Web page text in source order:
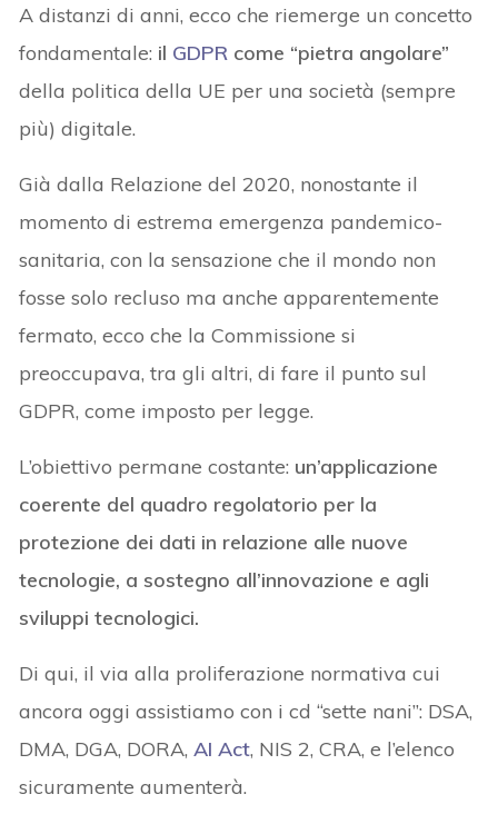
A distanzi di anni, ecco che riemerge un concetto
fondamentale: il GDPR come “pietra angolare”
della politica della UE per una società (sempre
più) digitale.
Già dalla Relazione del 2020, nonostante il
momento di estrema emergenza pandemico-
sanitaria, con la sensazione che il mondo non
fosse solo recluso ma anche apparentemente
fermato, ecco che la Commissione si
preoccupava, tra gli altri, di fare il punto sul
GDPR, come imposto per legge.
L’obiettivo permane costante: un’applicazione
coerente del quadro regolatorio per la
protezione dei dati in relazione alle nuove
tecnologie, a sostegno all’innovazione e agli
sviluppi tecnologici.
Di qui, il via alla proliferazione normativa cui
ancora oggi assistiamo con i cd “sette nani”: DSA,
DMA, DGA, DORA,AI Act, NIS 2, CRA, e l’elenco
sicuramente aumenterà.